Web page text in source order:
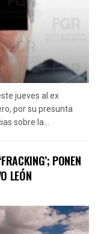
jueves al ex
por su presunta
sobre la...
PONEN
LEÓN